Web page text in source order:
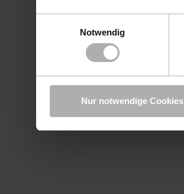
Notwendig
Nur notwendige Cookies